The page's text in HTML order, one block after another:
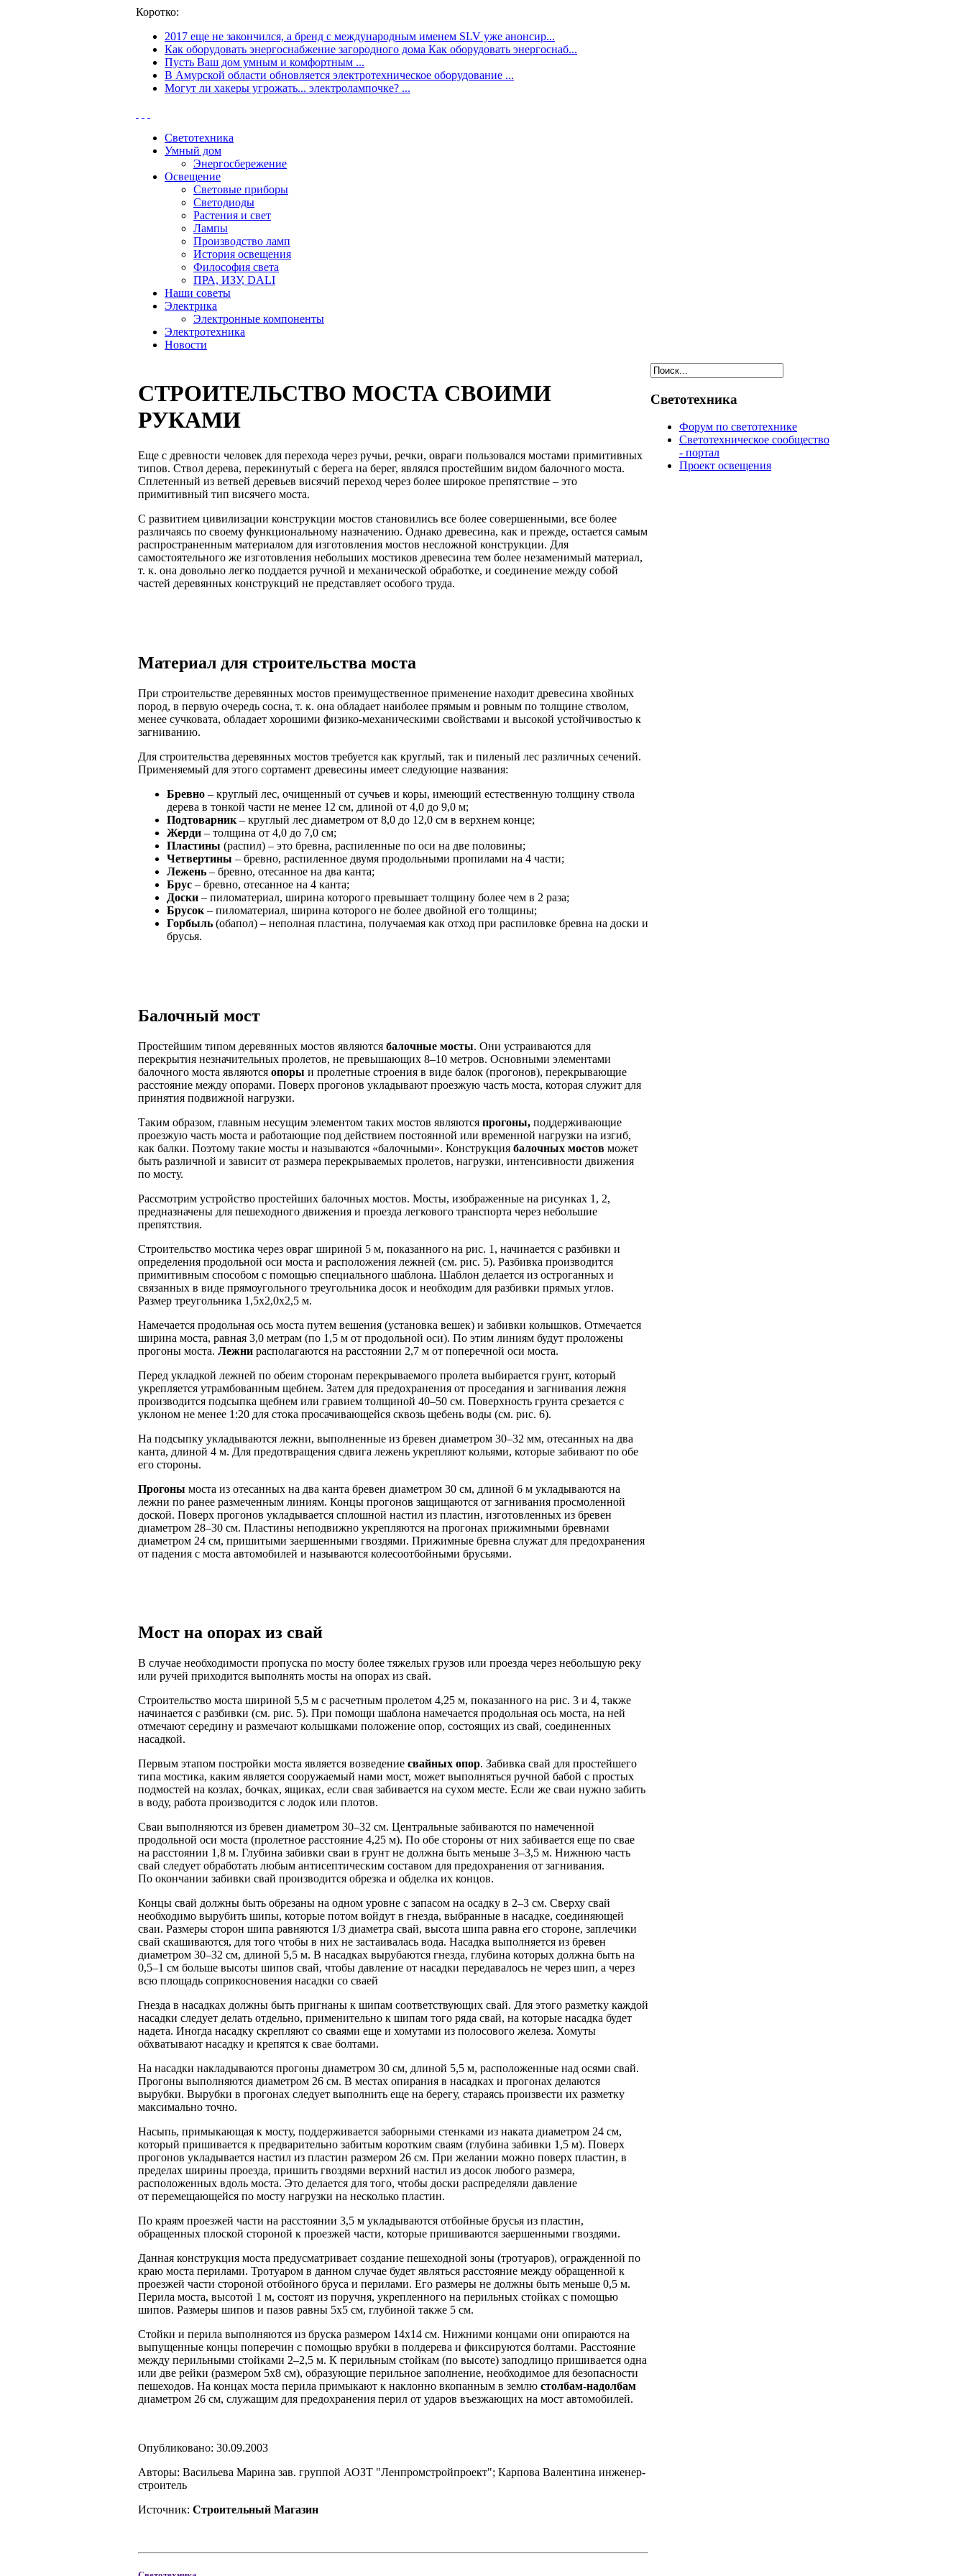
Коротко:
2017 еще не закончился, а бренд с международным именем SLV уже анонсир...
Как оборудовать энергоснабжение загородного дома Как оборудовать энергоснаб...
Пусть Ваш дом умным и комфортным ...
В Амурской области обновляется электротехническое оборудование ...
Могут ли хакеры угрожать... электролампочке? ...
Светотехника
Умный дом
Энергосбережение
Освещение
Световые приборы
Светодиоды
Растения и свет
Лампы
Производство ламп
История освещения
Философия света
ПРА, ИЗУ, DALI
Наши советы
Электрика
Электронные компоненты
Электротехника
Новости
СТРОИТЕЛЬСТВО МОСТА СВОИМИ
РУКАМИ
Еще с древности человек для перехода через ручьи, речки, овраги пользовался мостами примитивных
типов. Ствол дерева, перекинутый с берега на берег, являлся простейшим видом балочного моста.
Сплетенный из ветвей деревьев висячий переход через более широкое препятствие – это
примитивный тип висячего моста.
С развитием цивилизации конструкции мостов становились все более совершенными, все более
различаясь по своему функциональному назначению. Однако древесина, как и прежде, остается самым
распространенным материалом для изготовления мостов несложной конструкции. Для
самостоятельного же изготовления небольших мостиков древесина тем более незаменимый материал,
т. к. она довольно легко поддается ручной и механической обработке, и соединение между собой
частей деревянных конструкций не представляет особого труда.
Материал для строительства моста
При строительстве деревянных мостов преимущественное применение находит древесина хвойных
пород, в первую очередь сосна, т. к. она обладает наиболее прямым и ровным по толщине стволом,
менее сучковата, обладает хорошими физико-механическими свойствами и высокой устойчивостью к
загниванию.
Для строительства деревянных мостов требуется как круглый, так и пиленый лес различных сечений.
Применяемый для этого сортамент древесины имеет следующие названия:
Бревно – круглый лес, очищенный от сучьев и коры, имеющий естественную толщину ствола
дерева в тонкой части не менее 12 см, длиной от 4,0 до 9,0 м;
Подтоварник – круглый лес диаметром от 8,0 до 12,0 см в верхнем конце;
Жерди – толщина от 4,0 до 7,0 см;
Пластины (распил) – это бревна, распиленные по оси на две половины;
Четвертины – бревно, распиленное двумя продольными пропилами на 4 части;
Лежень – бревно, отесанное на два канта;
Брус – бревно, отесанное на 4 канта;
Доски – пиломатериал, ширина которого превышает толщину более чем в 2 раза;
Брусок – пиломатериал, ширина которого не более двойной его толщины;
Горбыль (обапол) – неполная пластина, получаемая как отход при распиловке бревна на доски и
брусья.
Балочный мост
Простейшим типом деревянных мостов являются балочные мосты. Они устраиваются для
перекрытия незначительных пролетов, не превышающих 8–10 метров. Основными элементами
балочного моста являются опоры и пролетные строения в виде балок (прогонов), перекрывающие
расстояние между опорами. Поверх прогонов укладывают проезжую часть моста, которая служит для
принятия подвижной нагрузки.
Таким образом, главным несущим элементом таких мостов являются прогоны, поддерживающие
проезжую часть моста и работающие под действием постоянной или временной нагрузки на изгиб,
как балки. Поэтому такие мосты и называются «балочными». Конструкция балочных мостов может
быть различной и зависит от размера перекрываемых пролетов, нагрузки, интенсивности движения
по мосту.
Рассмотрим устройство простейших балочных мостов. Мосты, изображенные на рисунках 1, 2,
предназначены для пешеходного движения и проезда легкового транспорта через небольшие
препятствия.
Строительство мостика через овраг шириной 5 м, показанного на рис. 1, начинается с разбивки и
определения продольной оси моста и расположения лежней (см. рис. 5). Разбивка производится
примитивным способом с помощью специального шаблона. Шаблон делается из остроганных и
связанных в виде прямоугольного треугольника досок и необходим для разбивки прямых углов.
Размер треугольника 1,5х2,0х2,5 м.
Намечается продольная ось моста путем вешения (установка вешек) и забивки колышков. Отмечается
ширина моста, равная 3,0 метрам (по 1,5 м от продольной оси). По этим линиям будут проложены
прогоны моста. Лежни располагаются на расстоянии 2,7 м от поперечной оси моста.
Перед укладкой лежней по обеим сторонам перекрываемого пролета выбирается грунт, который
укрепляется утрамбованным щебнем. Затем для предохранения от проседания и загнивания лежня
производится подсыпка щебнем или гравием толщиной 40–50 см. Поверхность грунта срезается с
уклоном не менее 1:20 для стока просачивающейся сквозь щебень воды (см. рис. 6).
На подсыпку укладываются лежни, выполненные из бревен диаметром 30–32 мм, отесанных на два
канта, длиной 4 м. Для предотвращения сдвига лежень укрепляют кольями, которые забивают по обе
его стороны.
Прогоны моста из отесанных на два канта бревен диаметром 30 см, длиной 6 м укладываются на
лежни по ранее размеченным линиям. Концы прогонов защищаются от загнивания просмоленной
доской. Поверх прогонов укладывается сплошной настил из пластин, изготовленных из бревен
диаметром 28–30 см. Пластины неподвижно укрепляются на прогонах прижимными бревнами
диаметром 24 см, пришитыми заершенными гвоздями. Прижимные бревна служат для предохранения
от падения с моста автомобилей и называются колесоотбойными брусьями.
Мост на опорах из свай
В случае необходимости пропуска по мосту более тяжелых грузов или проезда через небольшую реку
или ручей приходится выполнять мосты на опорах из свай.
Строительство моста шириной 5,5 м с расчетным пролетом 4,25 м, показанного на рис. 3 и 4, также
начинается с разбивки (см. рис. 5). При помощи шаблона намечается продольная ось моста, на ней
отмечают середину и размечают колышками положение опор, состоящих из свай, соединенных
насадкой.
Первым этапом постройки моста является возведение свайных опор. Забивка свай для простейшего
типа мостика, каким является сооружаемый нами мост, может выполняться ручной бабой с простых
подмостей на козлах, бочках, ящиках, если свая забивается на сухом месте. Если же сваи нужно забить
в воду, работа производится с лодок или плотов.
Сваи выполняются из бревен диаметром 30–32 см. Центральные забиваются по намеченной
продольной оси моста (пролетное расстояние 4,25 м). По обе стороны от них забивается еще по свае
на расстоянии 1,8 м. Глубина забивки сваи в грунт не должна быть меньше 3–3,5 м. Нижнюю часть
свай следует обработать любым антисептическим составом для предохранения от загнивания.
По окончании забивки свай производится обрезка и обделка их концов.
Концы свай должны быть обрезаны на одном уровне с запасом на осадку в 2–3 см. Сверху свай
необходимо вырубить шипы, которые потом войдут в гнезда, выбранные в насадке, соединяющей
сваи. Размеры сторон шипа равняются 1/3 диаметра свай, высота шипа равна его стороне, заплечики
свай скашиваются, для того чтобы в них не застаивалась вода. Насадка выполняется из бревен
диаметром 30–32 см, длиной 5,5 м. В насадках вырубаются гнезда, глубина которых должна быть на
0,5–1 см больше высоты шипов свай, чтобы давление от насадки передавалось не через шип, а через
всю площадь соприкосновения насадки со сваей
Гнезда в насадках должны быть пригнаны к шипам соответствующих свай. Для этого разметку каждой
насадки следует делать отдельно, применительно к шипам того ряда свай, на которые насадка будет
надета. Иногда насадку скрепляют со сваями еще и хомутами из полосового железа. Хомуты
обхватывают насадку и крепятся к свае болтами.
На насадки накладываются прогоны диаметром 30 см, длиной 5,5 м, расположенные над осями свай.
Прогоны выполняются диаметром 26 см. В местах опирания в насадках и прогонах делаются
вырубки. Вырубки в прогонах следует выполнить еще на берегу, стараясь произвести их разметку
максимально точно.
Насыпь, примыкающая к мосту, поддерживается заборными стенками из наката диаметром 24 см,
который пришивается к предварительно забитым коротким сваям (глубина забивки 1,5 м). Поверх
прогонов укладывается настил из пластин размером 26 см. При желании можно поверх пластин, в
пределах ширины проезда, пришить гвоздями верхний настил из досок любого размера,
расположенных вдоль моста. Это делается для того, чтобы доски распределяли давление
от перемещающейся по мосту нагрузки на несколько пластин.
По краям проезжей части на расстоянии 3,5 м укладываются отбойные брусья из пластин,
обращенных плоской стороной к проезжей части, которые пришиваются заершенными гвоздями.
Данная конструкция моста предусматривает создание пешеходной зоны (тротуаров), огражденной по
краю моста перилами. Тротуаром в данном случае будет являться расстояние между обращенной к
проезжей части стороной отбойного бруса и перилами. Его размеры не должны быть меньше 0,5 м.
Перила моста, высотой 1 м, состоят из поручня, укрепленного на перильных стойках с помощью
шипов. Размеры шипов и пазов равны 5х5 см, глубиной также 5 см.
Стойки и перила выполняются из бруска размером 14х14 см. Нижними концами они опираются на
выпущенные концы поперечин с помощью врубки в полдерева и фиксируются болтами. Расстояние
между перильными стойками 2–2,5 м. К перильным стойкам (по высоте) заподлицо пришивается одна
или две рейки (размером 5х8 см), образующие перильное заполнение, необходимое для безопасности
пешеходов. На концах моста перила примыкают к наклонно вкопанным в землю столбам-надолбам
диаметром 26 см, служащим для предохранения перил от ударов въезжающих на мост автомобилей.
Опубликовано: 30.09.2003
Авторы: Васильева Марина зав. группой АОЗТ "Ленпромстройпроект"; Карпова Валентина инженер-
строитель
Источник: Строительный Магазин
Светотехника
Форум по светотехнике
Светотехническое сообщество
- портал
Проект освещения